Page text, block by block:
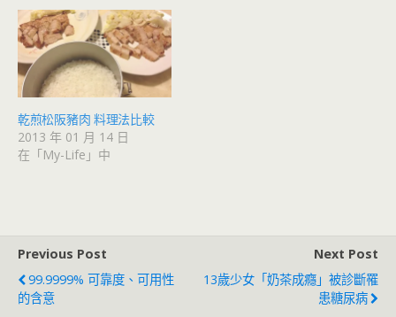
乾煎松阪豬肉 料理法比較
2013 年 01 月 14 日
在「My-Life」中
Previous Post
99.9999% 可靠度、可用性
的含意
Next Post
13歲少女「奶茶成癮」被診斷罹
患糖尿病